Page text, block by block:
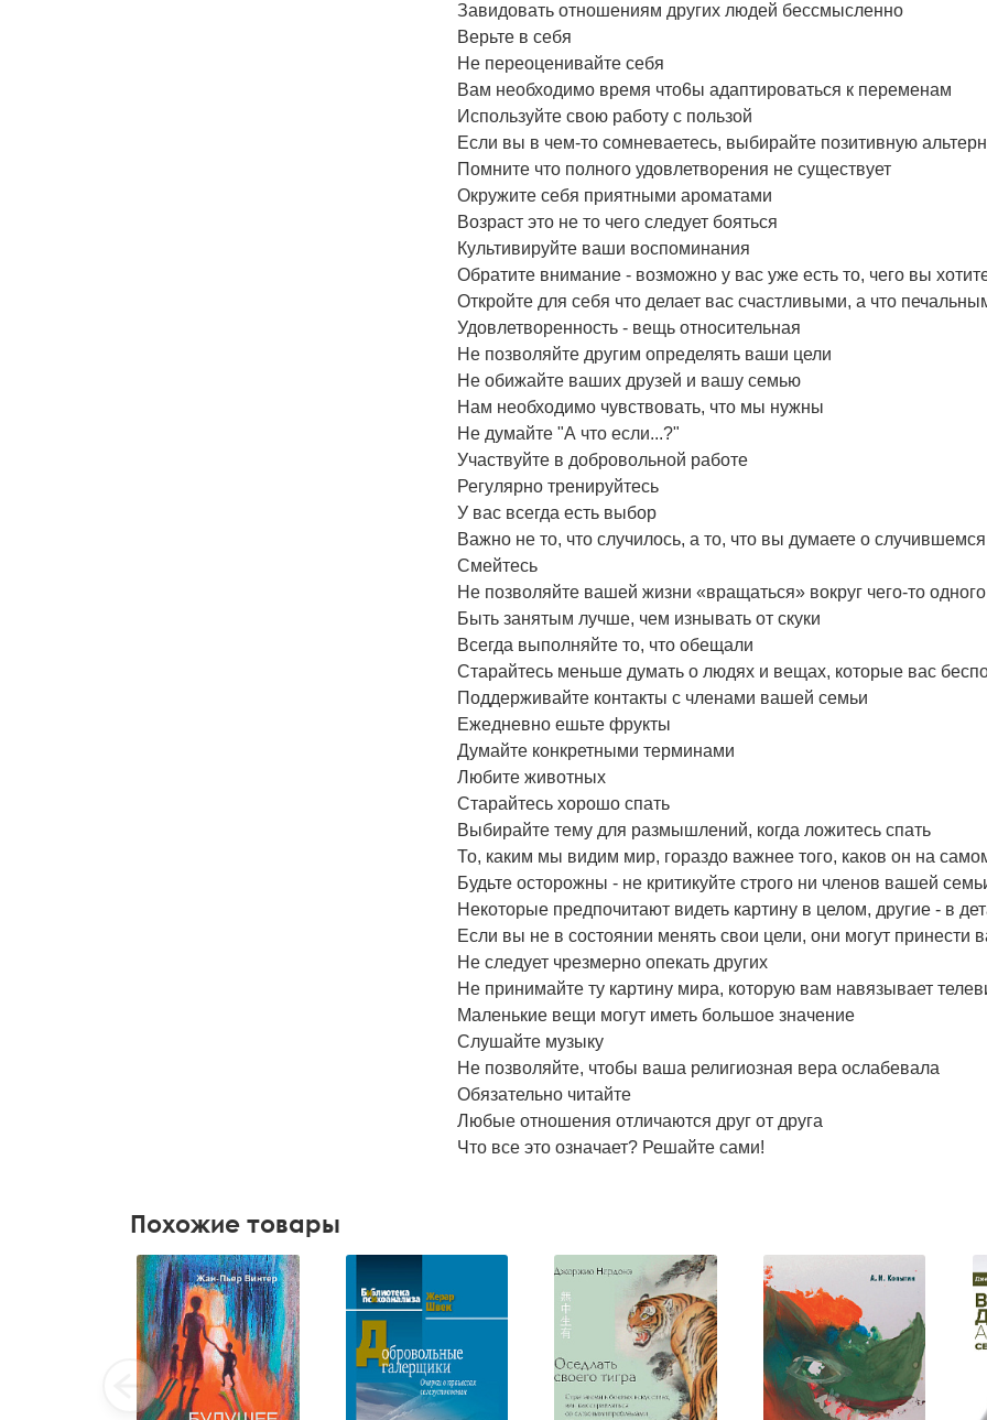
Завидовать отношениям других людей бессмысленно
Верьте в себя
Не переоценивайте себя
Вам необходимо время что6ы адаптироваться к переменам
Используйте свою работу с пользой
Если вы в чем-то сомневаетесь, выбирайте позитивную
Помните что полного удовлетворения не существует
Окружите себя приятными ароматами
Возраст это не то чего следует бояться
Культивируйте ваши воспоминания
Обратите внимание - возможно у вас уже есть то, чего вы
Откройте для себя что делает вас счастливыми, а что
Удовлетворенность - вещь относительная
Не позволяйте другим определять ваши цели
Не обижайте ваших друзей и вашу семью
Нам необходимо чувствовать, что мы нужны
Не думайте "А что если...?"
Участвуйте в добровольной работе
Регулярно тренируйтесь
У вас всегда есть выбор
Важно не то, что случилось, а то, что вы думаете о случившемся
Смейтесь
Не позволяйте вашей жизни «вращаться» вокруг чего-то одного
Быть занятым лучше, чем изнывать от скуки
Всегда выполняйте то, что обещали
Старайтесь меньше думать о людях и вещах, которые вас
Поддерживайте контакты с членами вашей семьи
Ежедневно ешьте фрукты
Думайте конкретными терминами
Любите животных
Старайтесь хорошо спать
Выбирайте тему для размышлений, когда ложитесь спать
То, каким мы видим мир, гораздо важнее того, каков он на
Будьте осторожны - не критикуйте строго ни членов вашей
Некоторые предпочитают видеть картину в целом, другие - в
Если вы не в состоянии менять свои цели, они могут принести
Не следует чрезмерно опекать других
Не принимайте ту картину мира, которую вам навязывает
Маленькие вещи могут иметь большое значение
Слушайте музыку
Не позволяйте, чтобы ваша религиозная вера ослабевала
Обязательно читайте
Любые отношения отличаются друг от друга
Что все это означает? Решайте сами!
Похожие товары